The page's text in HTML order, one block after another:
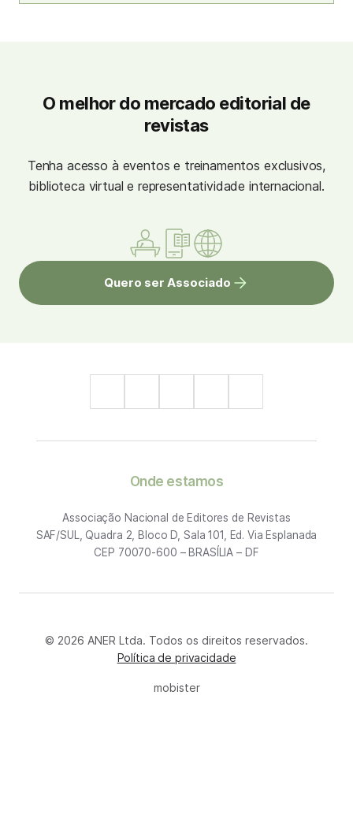
O melhor do mercado editorial de
revistas
Tenha acesso à eventos e treinamentos exclusivos,
biblioteca virtual e representatividade internacional.
Quero ser Associado
Onde estamos
Associação Nacional de Editores de Revistas
SAF/SUL, Quadra 2, Bloco D, Sala 101, Ed. Via Esplanada
CEP 70070-600 – BRASÍLIA – DF
© 2026 ANER Ltda. Todos os direitos reservados.
Política de privacidade
mobister